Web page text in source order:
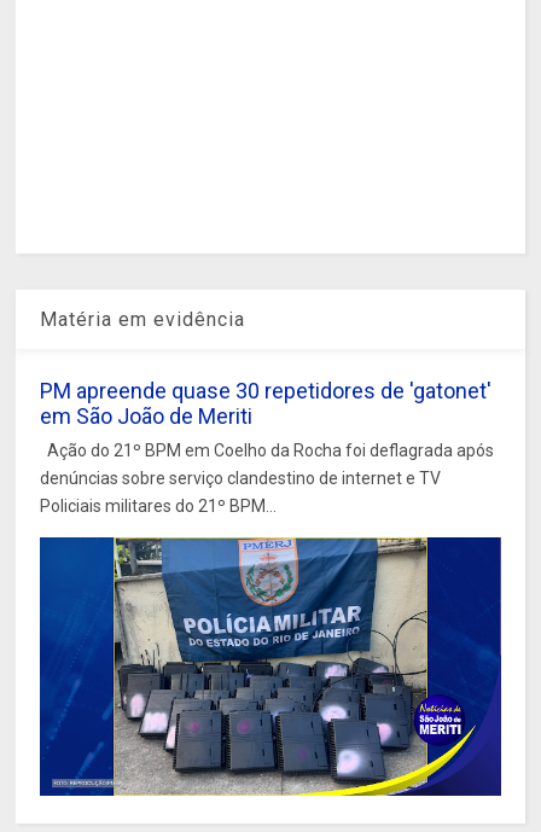
Matéria em evidência
PM apreende quase 30 repetidores de 'gatonet'
em São João de Meriti
Ação do 21º BPM em Coelho da Rocha foi deflagrada após
denúncias sobre serviço clandestino de internet e TV
Policiais militares do 21º BPM...